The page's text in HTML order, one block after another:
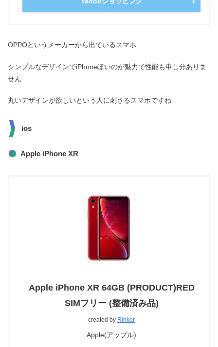
OPPOというメーカーから出ているスマホ
シンプルなデザインでiPhoneぽいのが魅力で性能も申し分ありま
せん
丸いデザインが欲しいという人に刺さるスマホですね
ios
Apple iPhone XR
Apple iPhone XR 64GB (PRODUCT)RED
SIMフリー (整備済み品)
created by Rinker
Apple(アップル)